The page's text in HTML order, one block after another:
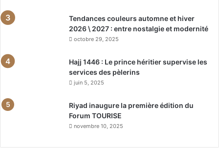
Tendances couleurs automne et hiver
2026 \ 2027 : entre nostalgie et modernité
octobre 29, 2025
Hajj 1446 : Le prince héritier supervise les
services des pèlerins
juin 5, 2025
Riyad inaugure la première édition du
Forum TOURISE
novembre 10, 2025